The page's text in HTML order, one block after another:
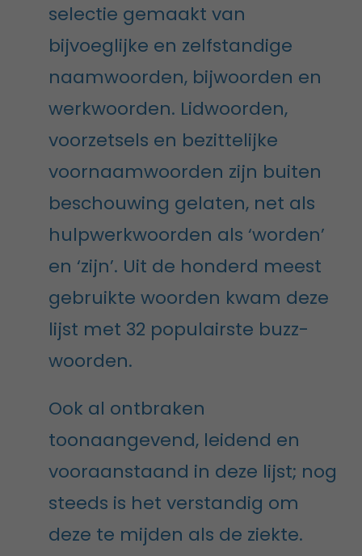
selectie gemaakt van
bijvoeglijke en zelfstandige
naamwoorden, bijwoorden en
werkwoorden. Lidwoorden,
voorzetsels en bezittelijke
voornaamwoorden zijn buiten
beschouwing gelaten, net als
hulpwerkwoorden als ‘worden’
en ‘zijn’. Uit de honderd meest
gebruikte woorden kwam deze
lijst met 32 populairste buzz-
woorden.
Ook al ontbraken
toonaangevend, leidend en
vooraanstaand in deze lijst; nog
steeds is het verstandig om
deze te mijden als de ziekte.